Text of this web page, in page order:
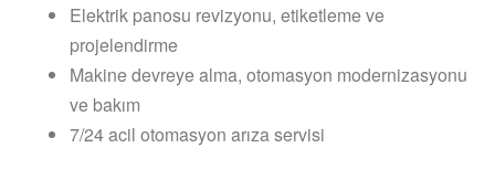
Elektrik panosu revizyonu, etiketleme ve
projelendirme
Makine devreye alma, otomasyon modernizasyonu
ve bakım
7/24 acil otomasyon arıza servisi